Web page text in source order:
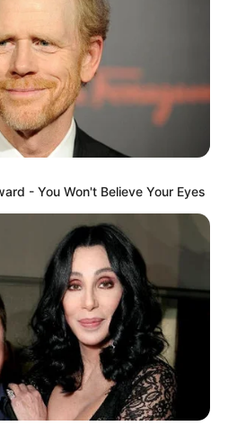
- You Won't Believe Your Eyes